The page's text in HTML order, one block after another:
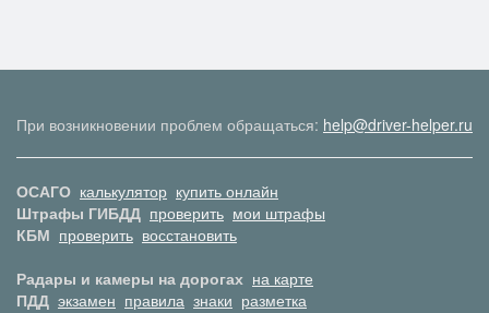
При возникновении проблем обращаться: help@driver-helper.ru
ОСАГО калькулятор купить онлайн
Штрафы ГИБДД проверить мои штрафы
КБМ проверить восстановить
Радары и камеры на дорогах на карте
ПДД экзамен правила знаки разметка